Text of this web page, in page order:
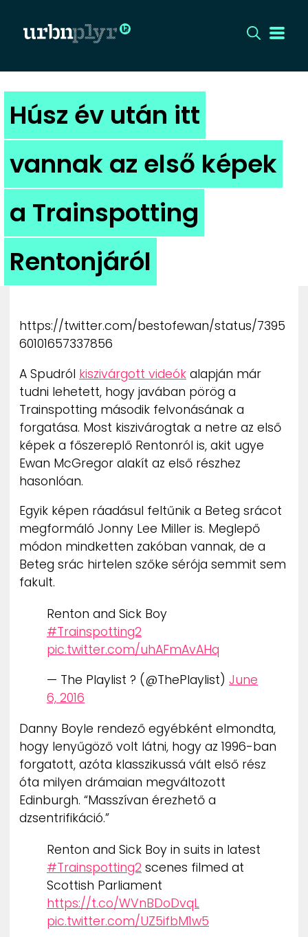
CÍMLAP
DIZÁJN
DIVAT
HIP
KULT
UTCA
ZENE
IMPRESSZUM
PR-ARCHÍVUM
ADATKEZELÉSI TÁJÉKOZTATÓ
Húsz év után itt
vannak az első képek
a Trainspotting
Rentonjáról
https://twitter.com/bestofewan/status/7395
60101657337856
A Spudról kiszivárgott videók alapján már
tudni lehetett, hogy javában pörög a
Trainspotting második felvonásának a
forgatása. Most kiszivárogtak a netre az első
képek a főszereplő Rentonról is, akit ugye
Ewan McGregor alakít az első részhez
hasonlóan.
Egyik képen ráadásul feltűnik a Beteg srácot
megformáló Jonny Lee Miller is. Meglepő
módon mindketten zakóban vannak, de a
Beteg srác hirtelen szőke sérója semmit sem
fakult.
Renton and Sick Boy
#Trainspotting2
pic.twitter.com/uhAFmAvAHq
— The Playlist ? (@ThePlaylist) June
6, 2016
Danny Boyle rendező egyébként elmondta,
hogy lenyűgöző volt látni, hogy az 1996-ban
forgatott, azóta klasszikussá vált első rész
óta milyen drámaian megváltozott
Edinburgh. “Masszívan érezhető a
dzsentrifikáció.”
Renton and Sick Boy in suits in latest
#Trainspotting2 scenes filmed at
Scottish Parliament
https://t.co/WVnBDoDvqL
pic.twitter.com/UZ5ifbM1w5